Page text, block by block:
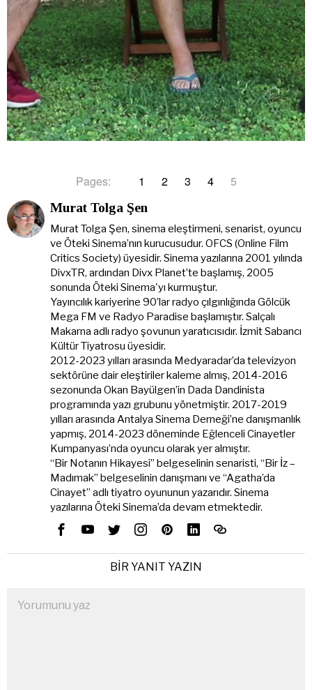
Pages: 1 2 3 4 5
Murat Tolga Şen
Murat Tolga Şen, sinema eleştirmeni, senarist, oyuncu
ve Öteki Sinema’nın kurucusudur. OFCS (Online Film
Critics Society) üyesidir. Sinema yazılarına 2001 yılında
DivxTR, ardından Divx Planet’te başlamış, 2005
sonunda Öteki Sinema'yı kurmuştur.
Yayıncılık kariyerine 90’lar radyo çılgınlığında Gölcük
Mega FM ve Radyo Paradise başlamıştır. Salçalı
Makarna adlı radyo şovunun yaratıcısıdır. İzmit Sabancı
Kültür Tiyatrosu üyesidir.
2012-2023 yılları arasında Medyaradar’da televizyon
sektörüne dair eleştiriler kaleme almış, 2014-2016
sezonunda Okan Bayülgen’in Dada Dandinista
programında yazı grubunu yönetmiştir. 2017-2019
yılları arasında Antalya Sinema Derneği’ne danışmanlık
yapmış, 2014-2023 döneminde Eğlenceli Cinayetler
Kumpanyası’nda oyuncu olarak yer almıştır.
“Bir Notanın Hikayesi” belgeselinin senaristi, “Bir İz –
Madımak” belgeselinin danışmanı ve “Agatha’da
Cinayet” adlı tiyatro oyununun yazarıdır. Sinema
yazılarına Öteki Sinema’da devam etmektedir.
BIR YANIT YAZIN